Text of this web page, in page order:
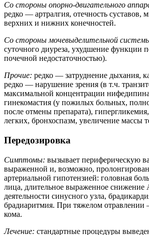
Со стороны опорно-двигательного
редко — артралгия, отечность суставов,
верхних и нижних конечностей.
Со стороны мочевыделительной
суточного диуреза, ухудшение функции
почечной недостаточностью).
Прочие: редко — затруднение дыхания,
редко — нарушение зрения (в т.ч.
максимальной концентрации
гинекомастия (у пожилых больных,
после отмены препарата), гипергликемия,
легких, бронхоспазм, увеличение массы
Передозировка
Симптомы: вызывает периферическую
выраженной и, возможно,
артериальной гипотензией: головная
лица, длительное выраженное снижение
деятельности синусного узла,
брадиаритмия. При тяжелом отравлении
кома.
Лечение: стандартные процедуры